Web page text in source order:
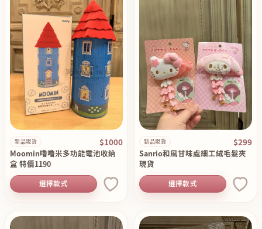
新品現貨 $1000
Moomin嚕嚕米多功能電池收納
盒 特價1190
選擇款式
新品現貨 $299
Sanrio和風甘味處細工絨毛髮夾
現貨
選擇款式